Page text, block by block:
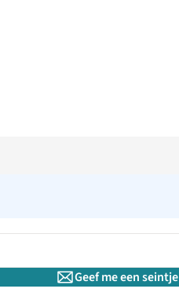
Geef me een seintje